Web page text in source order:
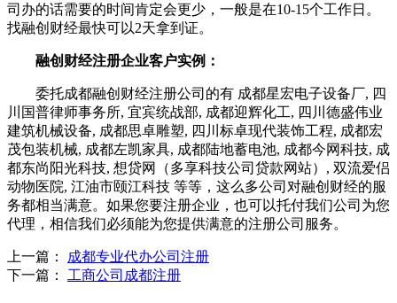
司办的话需要的时间肯定会更少，一般是在10-15个工作日。
找融创财经最快可以2天拿到证。
融创财经注册企业客户实例：
委托成都融创财经注册公司的有 成都星宏电子设备厂, 四
川国普律师事务所, 宜宾统战部, 成都迎辉化工, 四川德盛伟业
建筑机械设备, 成都思卓雕塑, 四川标卓现代装饰工程, 成都宏
茂包装机械, 成都左凯家具, 成都陆地蓄电池, 成都今网科技, 成
都东尚阳光科技, 想贷网（多享科技公司贷款网站）, 双流爱侣
动物医院, 江油市颐江科技 等等，这么多公司对融创财经的服
务都相当满意。如果您要注册企业，也可以托付我们公司为您
代理，相信我们必须能为您提供满意的注册公司服务。
上一篇：
成都专业代办公司注册
下一篇： 工商公司成都注册